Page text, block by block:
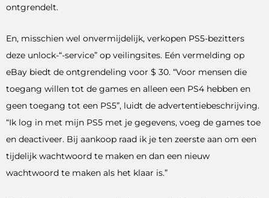
ontgrendelt.
En, misschien wel onvermijdelijk, verkopen PS5-bezitters
deze unlock-“-service” op veilingsites. Eén vermelding op
eBay biedt de ontgrendeling voor $ 30. “Voor mensen die
toegang willen tot de games en alleen een PS4 hebben en
geen toegang tot een PS5”, luidt de advertentiebeschrijving.
“Ik log in met mijn PS5 met je gegevens, voeg de games toe
en deactiveer. Bij aankoop raad ik je ten zeerste aan om een ​​
tijdelijk wachtwoord te maken en dan een nieuw
wachtwoord te maken als het klaar is.”